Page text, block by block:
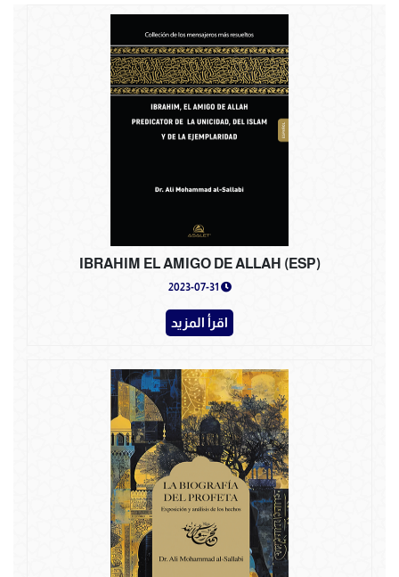
IBRAHIM EL AMIGO DE ALLAH (ESP)
اقرأ المزيد